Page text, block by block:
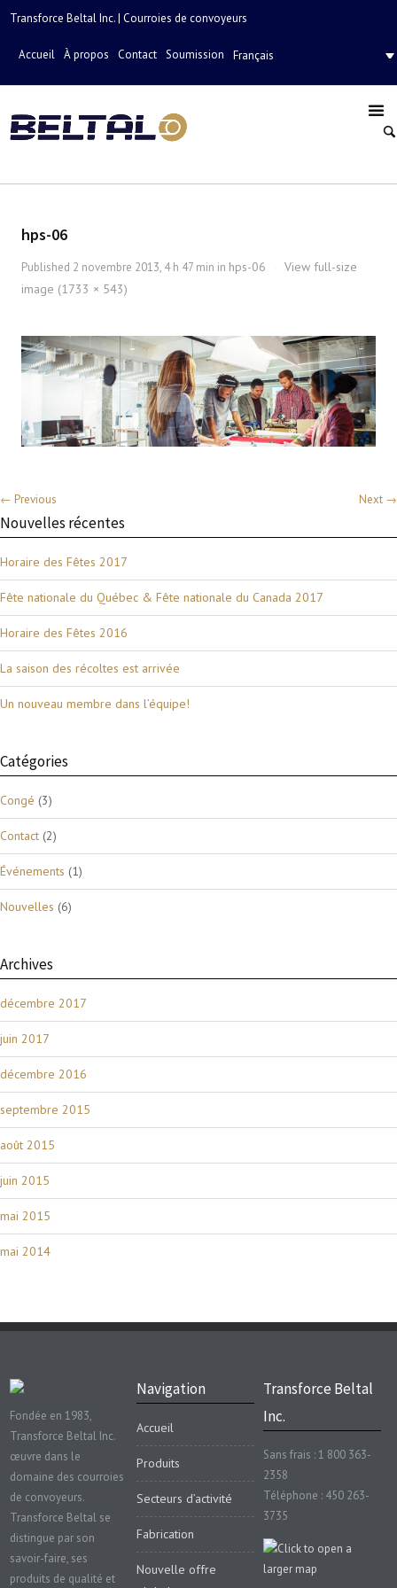
Transforce Beltal Inc. | Courroies de convoyeurs
Accueil À propos Contact Soumission Français
hps-06
Published 2 novembre 2013, 4 h 47 min in hps-06
View full-size
image (1733 × 543)
← Previous Next →
Nouvelles récentes
Horaire des Fêtes 2017
Fête nationale du Québec & Fête nationale du Canada 2017
Horaire des Fêtes 2016
La saison des récoltes est arrivée
Un nouveau membre dans l’équipe!
Catégories
Congé (3)
Contact (2)
Événements (1)
Nouvelles (6)
Archives
décembre 2017
juin 2017
décembre 2016
septembre 2015
août 2015
juin 2015
mai 2015
mai 2014
Fondée en 1983,
Transforce Beltal Inc.
œuvre dans le
domaine des courroies
de convoyeurs.
Transforce Beltal se
distingue par son
savoir-faire, ses
produits de qualité et
Navigation
Accueil
Produits
Secteurs d’activité
Fabrication
Nouvelle offre
Transforce Beltal
Inc.
Sans frais : 1 800 363-
2358
Téléphone : 450 263-
3735